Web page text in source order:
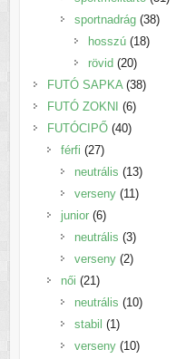
sportnadrág 3838
hosszú 1818
rövid 2020
termék
FUTÓ SAPKA 3838
FUTÓ ZOKNI 66
termék
FUTÓCIPŐ 4040
férfi 2727
termék
neutrális 1313
termék
verseny 1111
junior 66
termék
neutrális 33
termék
verseny 22
női 2121
termék
neutrális 1010
stabil 11
termék
verseny 1010